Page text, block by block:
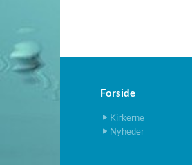
Forside
Kirkerne
Nyheder